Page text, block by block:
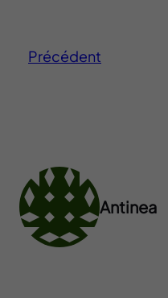
Précédent
Antinea